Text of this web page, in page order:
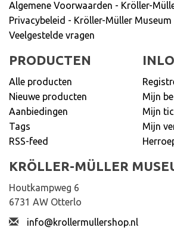
Algemene Voorwaarden - Kröller-
Privacybeleid - Kröller-Müller Museum
Veelgestelde vragen
PRODUCTEN
Alle producten
Nieuwe producten
Aanbiedingen
Tags
RSS-feed
Mijn
Mijn
Mijn
KRÖLLER-MÜLLER
Houtkampweg 6
6731 AW Otterlo
info@krollermullershop.nl